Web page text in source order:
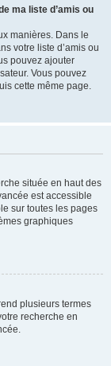
ma liste d’amis ou
manières. Dans le
votre liste d’amis ou
pouvez ajouter
Vous pouvez
cette même page.
située en haut des
est accessible
sur toutes les pages
graphiques
plusieurs termes
recherche en